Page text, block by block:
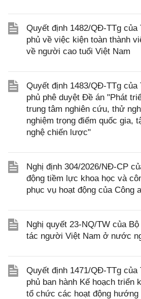
Quyết định 1482/QĐ-TTg
phủ về việc kiện toàn thành
về người cao tuổi Việt Nam
Quyết định 1483/QĐ-TTg
phủ phê duyệt Đề án "Phát
trung tâm nghiên cứu, thử
nghiệm trọng điểm quốc gia,
nghệ chiến lược"
Nghị định 304/2026/NĐ-CP
động tiềm lực khoa học và
phục vụ hoạt động của Công
Nghị quyết 23-NQ/TW của
tác người Việt Nam ở nước
Quyết định 1471/QĐ-TTg
phủ ban hành Kế hoạch triển
tổ chức các hoạt động